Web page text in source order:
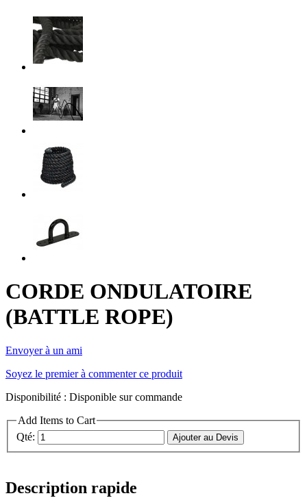
CORDE ONDULATOIRE
(BATTLE ROPE)
Envoyer à un ami
Soyez le premier à commenter ce produit
Disponibilité : Disponible sur commande
Add Items to Cart
Qté:
Ajouter au Devis
Description rapide